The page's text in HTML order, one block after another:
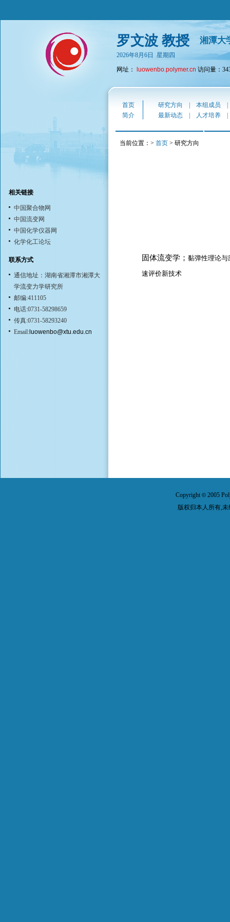
罗文波 教授 湘潭大
2026年8月6日 星期四
网址：
luowenbo.polymer.cn 访问量：
相关链接
中国聚合物网
中国流变网
中国化学仪器网
化学化工论坛
联系方式
通信地址：湖南省湘潭市湘潭大
学流变力学研究所
邮编:411105
电话:0731-58298659
传真:0731-58293240
Email:luowenbo@xtu.edu.cn
首页 研究方向 本组成员
简介
最新动态 人才培养
当前位置：> 首页 > 研究方向
固体流变学； 黏弹性理论与
速评价新技术
Copyright© 2005
版权归本人所有,